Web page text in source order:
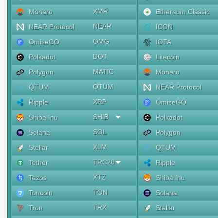
Monero
XMR
NEAR Protocol
NEAR
OmiseGO
OMG
Polkadot
DOT
Polygon
MATIC
QTUM
QTUM
Ripple
XRP
Shiba Inu
SHIB
Solana
SOL
Stellar
XLM
Tether
TRC20
Tezos
XTZ
Toncoin
TON
Tron
TRX
Ethereum Classic
ICON
IOTA
Litecoin
Monero
NEAR Protocol
OmiseGO
Polkadot
Polygon
QTUM
Ripple
Shiba Inu
Solana
Stellar